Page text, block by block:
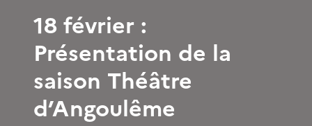
18 février :
Présentation de la
saison Théâtre
d’Angoulême